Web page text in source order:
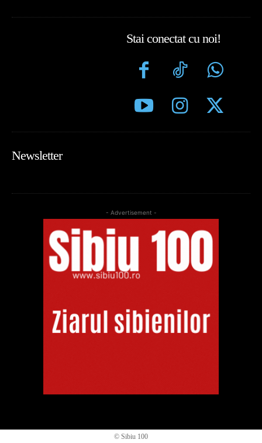
Stai conectat cu noi!
Newsletter
- Advertisement -
© Sibiu 100